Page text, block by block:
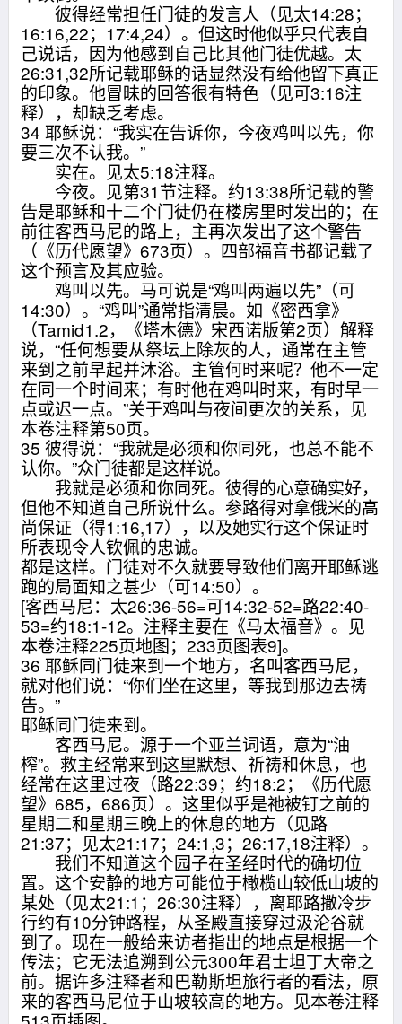
彼得经常担任门徒的发言人（见太14:28；
16:16,22；17:4,24）。但这时他似乎只代表自
己说话，因为他感到自己比其他门徒优越。太
26:31,32所记载耶稣的话显然没有给他留下真正
的印象。他冒昧的回答很有特色（见可3:16注
释），却缺乏考虑。
34 耶稣说：“我实在告诉你，今夜鸡叫以先，你
要三次不认我。”
实在。见太5:18注释。
今夜。见第31节注释。约13:38所记载的警
告是耶稣和十二个门徒仍在楼房里时发出的；在
前往客西马尼的路上，主再次发出了这个警告
（《历代愿望》673页）。四部福音书都记载了
这个预言及其应验。
鸡叫以先。马可说是“鸡叫两遍以先”（可
14:30）。“鸡叫”通常指清晨。如《密西拿》
（Tamid1.2，《塔木德》宋西诺版第2页）解释
说，“任何想要从祭坛上除灰的人，通常在主管
来到之前早起并沐浴。主管何时来呢？他不一定
在同一个时间来；有时他在鸡叫时来，有时早一
点或迟一点。”关于鸡叫与夜间更次的关系，见
本卷注释第50页。
35 彼得说：“我就是必须和你同死，也总不能不
认你。”众门徒都是这样说。
我就是必须和你同死。彼得的心意确实好，
但他不知道自己所说什么。参路得对拿俄米的高
尚保证（得1:16,17），以及她实行这个保证时
所表现令人钦佩的忠诚。
都是这样。门徒对不久就要导致他们离开耶稣逃
跑的局面知之甚少（可14:50）。
[客西马尼：太26:36-56=可14:32-52=路22:40-
53=约18:1-12。注释主要在《马太福音》。见
本卷注释225页地图；233页图表9]。
36 耶稣同门徒来到一个地方，名叫客西马尼，
就对他们说：“你们坐在这里，等我到那边去祷
告。”
耶稣同门徒来到。
客西马尼。源于一个亚兰词语，意为“油
榨”。救主经常来到这里默想、祈祷和休息，也
经常在这里过夜（路22:39；约18:2；《历代愿
望》685，686页）。这里似乎是祂被钉之前的
星期二和星期三晚上的休息的地方（见路
21:37；见太21:17；24:1,3；26:17,18注释）。
我们不知道这个园子在圣经时代的确切位
置。这个安静的地方可能位于橄榄山较低山坡的
某处（见太21:1；26:30注释），离耶路撒冷步
行约有10分钟路程，从圣殿直接穿过汲沦谷就
到了。现在一般给来访者指出的地点是根据一个
传法；它无法追溯到公元300年君士坦丁大帝之
前。据许多注释者和巴勒斯坦旅行者的看法，原
来的客西马尼位于山坡较高的地方。见本卷注释